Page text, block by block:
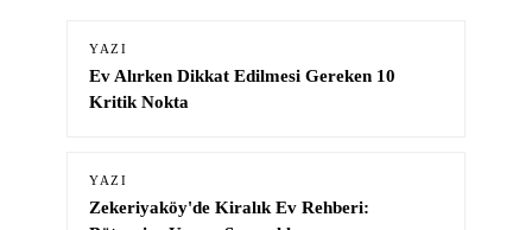
YAZI
Ev Alırken Dikkat Edilmesi Gereken 10
Kritik Nokta
YAZI
Zekeriyaköy'de Kiralık Ev Rehberi: